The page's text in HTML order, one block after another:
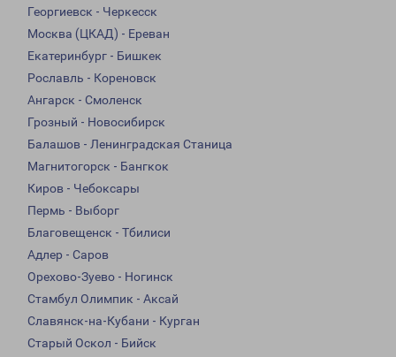
Георгиевск - Черкесск
Москва (ЦКАД) - Ереван
Екатеринбург - Бишкек
Рославль - Кореновск
Ангарск - Смоленск
Грозный - Новосибирск
Балашов - Ленинградская Станица
Магнитогорск - Бангкок
Киров - Чебоксары
Пермь - Выборг
Благовещенск - Тбилиси
Адлер - Саров
Орехово-Зуево - Ногинск
Стамбул Олимпик - Аксай
Славянск-на-Кубани - Курган
Старый Оскол - Бийск